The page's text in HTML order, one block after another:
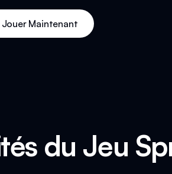
Jouer Maintenant
du Jeu